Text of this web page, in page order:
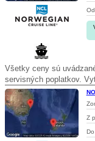
Všetky ceny sú
servisných poplatkov.
Z